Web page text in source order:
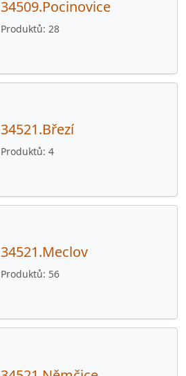
34509.Pocinovice
Produktů 28
34521.Březí
Produktů 4
34521.Meclov
Produktů 56